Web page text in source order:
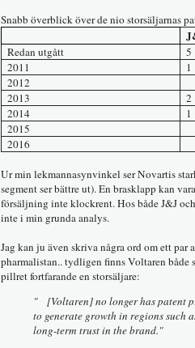
Snabb överblick över de nio storsäljarnas
Redan utgått 5
2011
1
2012
2013
2
2014
1
2015
2016
Ur min lekmannasynvinkel ser Novartis
segment ser bättre ut). En brasklapp kan
försäljning inte klockrent. Hos både J&J
inte i min grunda analys.
Jag kan ju även skriva några ord om ett
pharmalistan.. tydligen finns Voltaren både
pillret fortfarande en storsäljare:
" [Voltaren] no longer has patent
to generate growth in regions such
long-term trust in the brand."